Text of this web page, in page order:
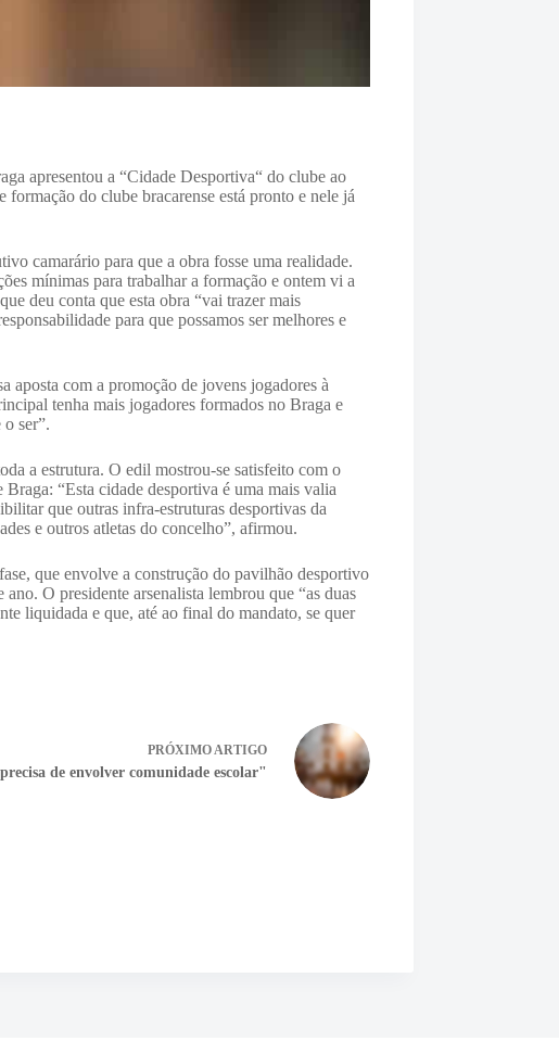
apresentou a “Cidade Desportiva“ do clube ao
do clube bracarense está pronto e nele já
camarário para que a obra fosse uma realidade.
mínimas para trabalhar a formação e ontem vi a
deu conta que esta obra “vai trazer mais
para que possamos ser melhores e
aposta com a promoção de jovens jogadores à
tenha mais jogadores formados no Braga e
ser”.
a estrutura. O edil mostrou-se satisfeito com o
“Esta cidade desportiva é uma mais valia
que outras infra-estruturas desportivas da
e outros atletas do concelho”, afirmou.
que envolve a construção do pavilhão desportivo
ano.O presidente arsenalista lembrou que “as duas
liquidada e que, até ao final do mandato, se quer
PRÓXIMOARTIGO
de envolver comunidade escolar"